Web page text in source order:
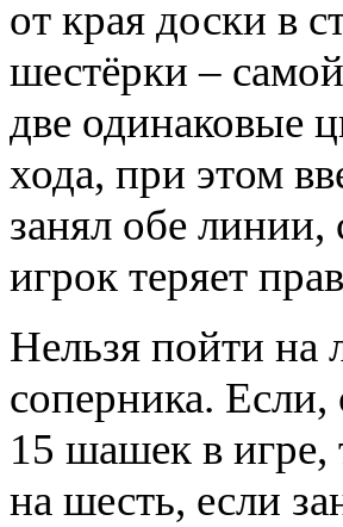
от края доски в
шестёрки –
две одинаковые
хода, при этом
занял обе
игрок теряет
Нельзя пойти
соперника. Если,
15 шашек в игре,
на шесть, если